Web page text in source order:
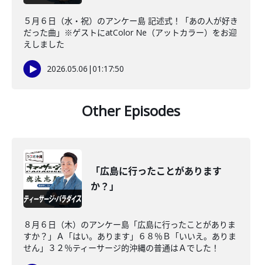
５月６日（水・祝）のアンケー島 記述式！「あの人が好き
だった曲」※ゲストにatColor Ne（アットカラー）をお迎
えしました
2026.05.06 |01:17:50
Other Episodes
「広島に行ったことがあります
か？」
８月６日（木）のアンケー島「広島に行ったことがありま
すか？」Ａ「はい。あります」６８％Ｂ「いいえ。ありま
せん」３２％ティーサージ的沖縄の普通はＡでした！